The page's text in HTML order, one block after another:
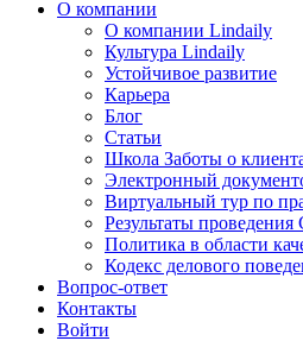
О компании
О компании Lindaily
Культура Lindaily
Устойчивое развитие
Карьера
Блог
Статьи
Школа Заботы о
Электронный
Виртуальный тур по
Результаты
Политика в области
Кодекс делового
Вопрос-ответ
Контакты
Войти